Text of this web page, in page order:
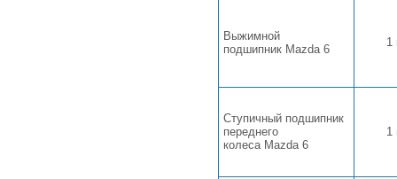
Выжимной
подшипник Mazda 6
1
Ступичный подшипник
переднего
колеса Mazda 6
1